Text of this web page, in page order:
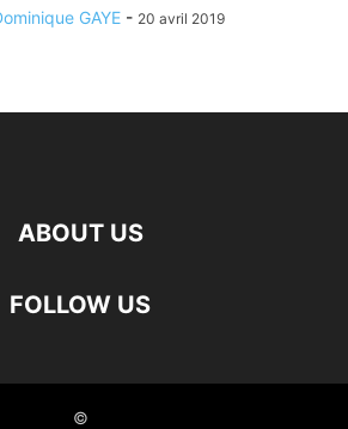
GAYE - 20 avril 2019
ABOUT US
FOLLOW US
©